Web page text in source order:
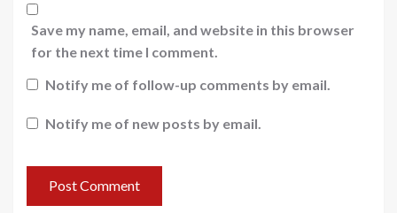
Save my name, email, and website in this browser
for the next time I comment.
Notify me of follow-up comments by email.
Notify me of new posts by email.